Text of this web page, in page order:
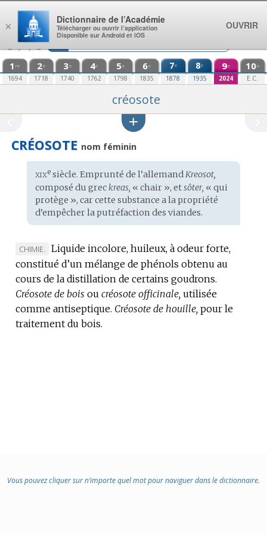
Aller au contenu
1 re
1694
2e
1718
3e
1740
4e
1762
5e
1798
6e
1835
7e
1878
8e
1935
9e
2024
10e
E.C.
créosote
CRÉOSOTE nom féminin
Étymologie
:
xixesiècle. Emprunté de l’allemandKreosot,
composé du greckreas, « chair », etsôter, « qui
protège », car cette substance a la propriété
d’empêcher la putréfaction des viandes.
MARQUE
DE
DOMAINE
:
CHIMIE.
Liquide incolore, huileux, à odeur forte,
constitué d’un mélange de phénols obtenu au
cours de la distillation de certains goudrons.
Créosote de bois ou créosote officinale, utilisée
comme antiseptique. Créosote de houille, pour le
traitement du bois.
Vous pouvez cliquer sur n’importe quel mot pour naviguer dans le dictionnaire.
×
Dictionnaire de l’Académie
Télécharger ou ouvrir l’application
Disponible sur Android et iOS
OUVRIR